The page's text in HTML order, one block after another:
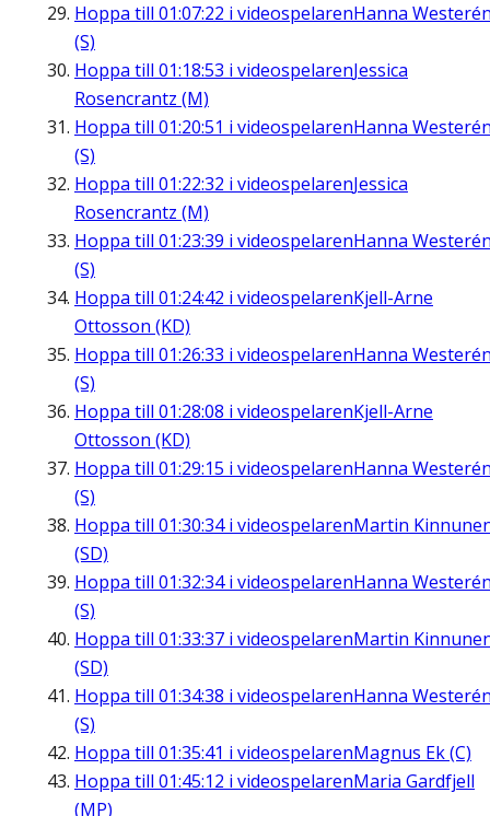
Hoppa till 01:07:22 i videospelarenHanna
(S)
Hoppa till 01:18:53 i videospelarenJessica
Rosencrantz (M)
Hoppa till 01:20:51 i videospelarenHanna
(S)
Hoppa till 01:22:32 i videospelarenJessica
Rosencrantz (M)
Hoppa till 01:23:39 i videospelarenHanna
(S)
Hoppa till 01:24:42 i videospelarenKjell-Arne
Ottosson (KD)
Hoppa till 01:26:33 i videospelarenHanna
(S)
Hoppa till 01:28:08 i videospelarenKjell-Arne
Ottosson (KD)
Hoppa till 01:29:15 i videospelarenHanna
(S)
Hoppa till 01:30:34i videospelarenMartin
(SD)
Hoppa till 01:32:34i videospelarenHanna
(S)
Hoppa till 01:33:37 i videospelarenMartin
(SD)
Hoppa till 01:34:38 i videospelarenHanna
(S)
Hoppa till 01:35:41 i videospelarenMagnus Ek (C)
Hoppa till 01:45:12 i videospelarenMaria Gardfjell
(MP)